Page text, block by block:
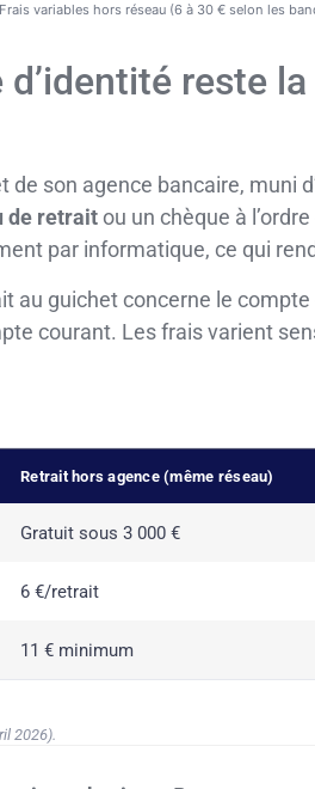
variables hors réseau (6 à 30 € selon les
reste
son agence bancaire, muni
de retrait ou un chèque à
par informatique, ce qui
au guichet concerne le
courant. Les frais varient
Retrait hors agence (même réseau)
Gratuit sous 3 000 €
6 €/retrait
11 € minimum
2026).